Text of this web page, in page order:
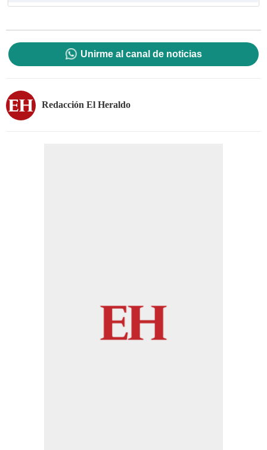
Unirme al canal de noticias
Redacción El Heraldo